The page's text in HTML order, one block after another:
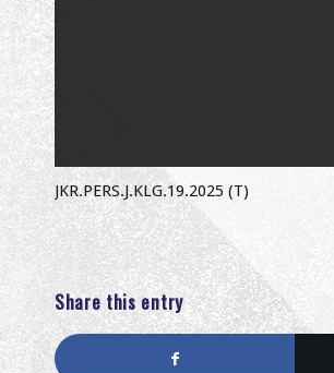
JKR.PERS.J.KLG.19.2025 (T)
Share this entry